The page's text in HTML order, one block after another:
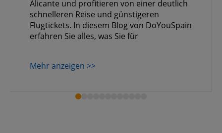
Alicante und profitieren von einer deutlich
schnelleren Reise und günstigeren
Flugtickets. In diesem Blog von DoYouSpain
erfahren Sie alles, was Sie für
Mehr anzeigen >>